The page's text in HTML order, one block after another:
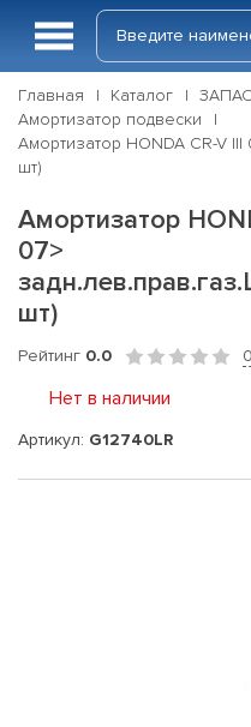
Главная Каталог
Амортизатор подвески
Амортизатор HONDA CR-V III
шт)
Амортизатор
07>
шт)
Рейтинг 0.0
Нет в наличии
Артикул: G12740LR